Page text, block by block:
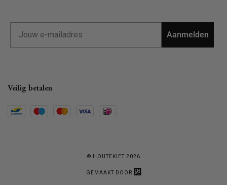
Aanmelden
Veilig betalen
© HOUTEKIET 2026
GEMAAKT DOOR